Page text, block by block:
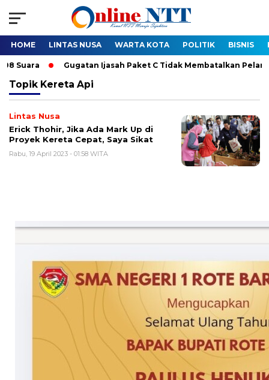
HOME LINTAS NUSA WARTA KOTA POLITIK BISNIS
Gugatan Ijasah Paket C Tidak Membatalkan Pelantikan
Topik Kereta Api
Lintas Nusa
Erick Thohir, Jika Ada Mark Up di
Proyek Kereta Cepat, Saya Sikat
Rabu, 19 April 2023 - 01:58 WITA